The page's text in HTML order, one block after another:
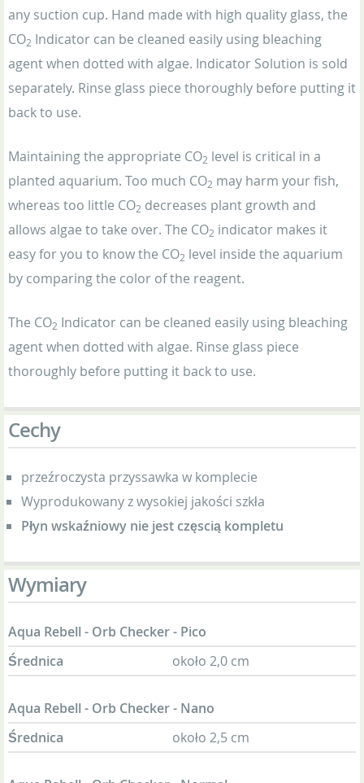
any suction cup. Hand made with high quality glass, the
CO2 Indicator can be cleaned easily using bleaching
agent when dotted with algae. Indicator Solution is sold
separately. Rinse glass piece thoroughly before putting it
back to use.
Maintaining the appropriate CO2 level is critical in a
planted aquarium. Too much CO2 may harm your fish,
whereas too little CO2 decreases plant growth and
allows algae to take over. The CO2 indicator makes it
easy for you to know the CO2 level inside the aquarium
by comparing the color of the reagent.
The CO2 Indicator can be cleaned easily using bleaching
agent when dotted with algae. Rinse glass piece
thoroughly before putting it back to use.
Cechy
przeźroczysta przyssawka w komplecie
Wyprodukowany z wysokiej jakości szkła
Płyn wskaźniowy nie jest częscią kompletu
Wymiary
Aqua Rebell - Orb Checker - Pico
Średnica
około 2,0 cm
Aqua Rebell - Orb Checker - Nano
Średnica
około 2,5 cm